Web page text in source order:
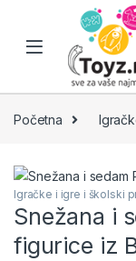
Skip to navigation
Skip to content
Početna
Igračke i igre i školski
Snežana i
figurice iz